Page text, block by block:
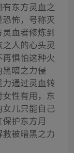
东方灵血之
怖，号称灭
血者修炼到
人的心头灵
惧怕这种火
暗之力侵
通过灵血转
性有用，东
儿只能自己
护东方月
被暗黑之力